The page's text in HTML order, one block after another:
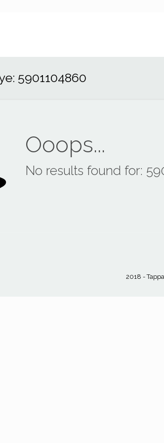
5901104860
Ooops...
No results found for:
2018 -